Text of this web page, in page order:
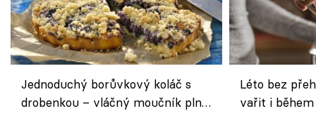
Jednoduchý borůvkový koláč s
drobenkou – vláčný moučník plný
Léto bez
vařit i